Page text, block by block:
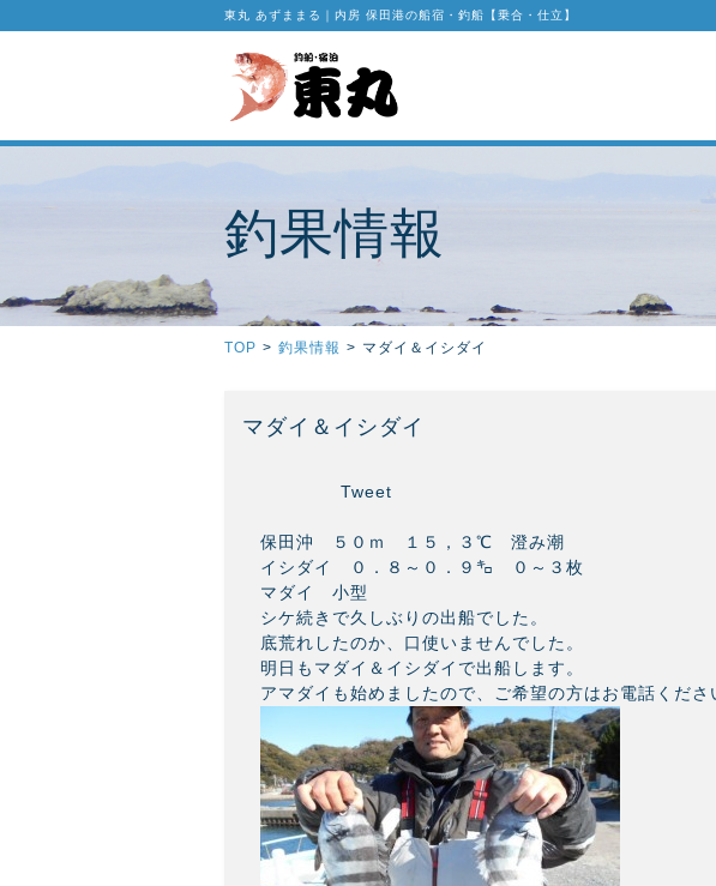
東丸 あずままる｜内房 保田港の船宿・釣船【乗合・仕立】
釣果情報
TOP > 釣果情報 > マダイ＆イシダイ
マダイ＆イシダイ
Tweet
保田沖 ５０ｍ １５，３℃ 澄み潮
イシダイ ０．８～０．９㌔ ０～３枚
マダイ 小型
シケ続きで久しぶりの出船でした。
底荒れしたのか、口使いませんでした。
明日もマダイ＆イシダイで出船します。
アマダイも始めましたので、ご希望の方はお電話くださ